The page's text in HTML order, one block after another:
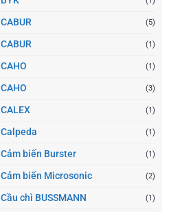
CABUR (5)
CABUR (1)
CAHO (1)
CAHO (3)
CALEX (1)
Calpeda (1)
Cảm biến Burster (1)
Cảm biến Microsonic (2)
Cầu chì BUSSMANN (1)